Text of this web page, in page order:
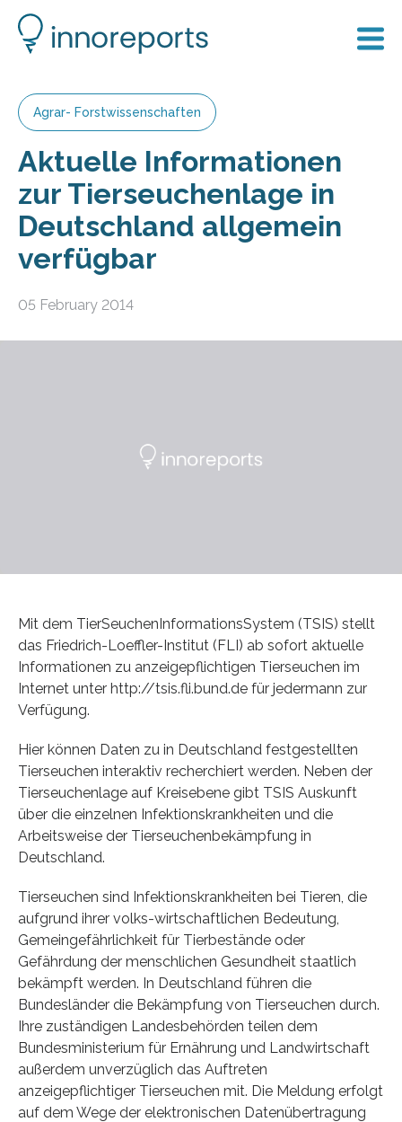
Agrar- Forstwissenschaften
Aktuelle Informationen
zur Tierseuchenlage in
Deutschland allgemein
verfügbar
05 February 2014
Mit dem TierSeuchenInformationsSystem (TSIS) stellt
das Friedrich-Loeffler-Institut (FLI) ab sofort aktuelle
Informationen zu anzeigepflichtigen Tierseuchen im
Internet unter http://tsis.fli.bund.de für jedermann zur
Verfügung.
Hier können Daten zu in Deutschland festgestellten
Tierseuchen interaktiv recherchiert werden. Neben der
Tierseuchenlage auf Kreisebene gibt TSIS Auskunft
über die einzelnen Infektionskrankheiten und die
Arbeitsweise der Tierseuchenbekämpfung in
Deutschland.
Tierseuchen sind Infektionskrankheiten bei Tieren, die
aufgrund ihrer volks-wirtschaftlichen Bedeutung,
Gemeingefährlichkeit für Tierbestände oder
Gefährdung der menschlichen Gesundheit staatlich
bekämpft werden. In Deutschland führen die
Bundesländer die Bekämpfung von Tierseuchen durch.
Ihre zuständigen Landesbehörden teilen dem
Bundesministerium für Ernährung und Landwirtschaft
außerdem unverzüglich das Auftreten
anzeigepflichtiger Tierseuchen mit. Die Meldung erfolgt
auf dem Wege der elektronischen Datenübertragung